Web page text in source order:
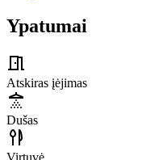
Ypatumai
Atskiras įėjimas
Dušas